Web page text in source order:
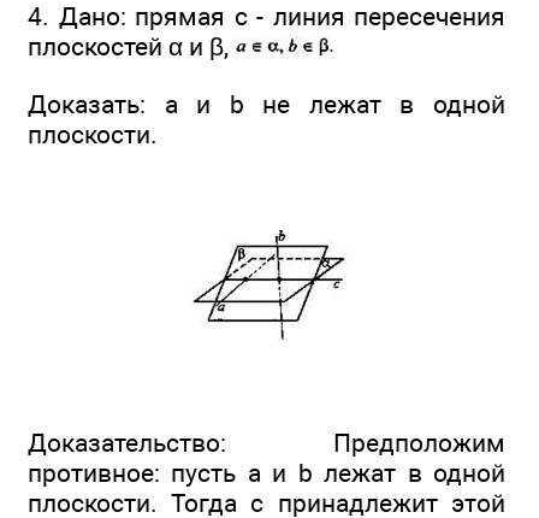
4. Дано: прямая с - линия пересечения
плоскостей α и β,
Доказать: а и b не лежат в одной
плоскости.
Доказательство: Предположим
противное: пусть а и b лежат в одной
плоскости. Тогда с принадлежит этой